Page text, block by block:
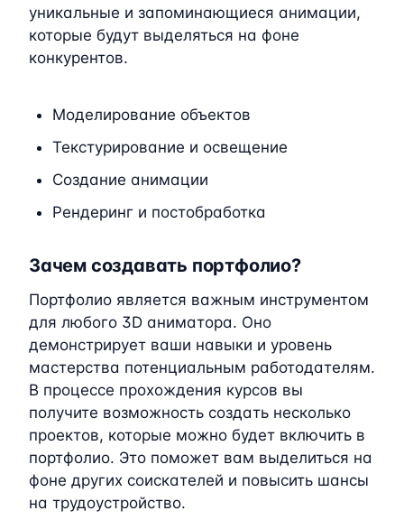
уникальные и запоминающиеся анимации,
которые будут выделяться на фоне
конкурентов.
Моделирование объектов
Текстурирование и освещение
Создание анимации
Рендеринг и постобработка
Зачем создавать портфолио?
Портфолио является важным инструментом
для любого 3D аниматора. Оно
демонстрирует ваши навыки и уровень
мастерства потенциальным работодателям.
В процессе прохождения курсов вы
получите возможность создать несколько
проектов, которые можно будет включить в
портфолио. Это поможет вам выделиться на
фоне других соискателей и повысить шансы
на трудоустройство.